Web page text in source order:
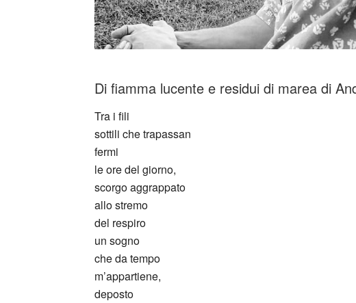
Di fiamma lucente e residui di marea di
Tra i fili
sottili che trapassan
fermi
le ore del giorno,
scorgo aggrappato
allo stremo
del respiro
un sogno
che da tempo
m’appartiene,
deposto